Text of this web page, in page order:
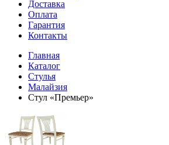
Доставка
Оплата
Гарантия
Контакты
Главная
Каталог
Стулья
Малайзия
Стул «Премьер»